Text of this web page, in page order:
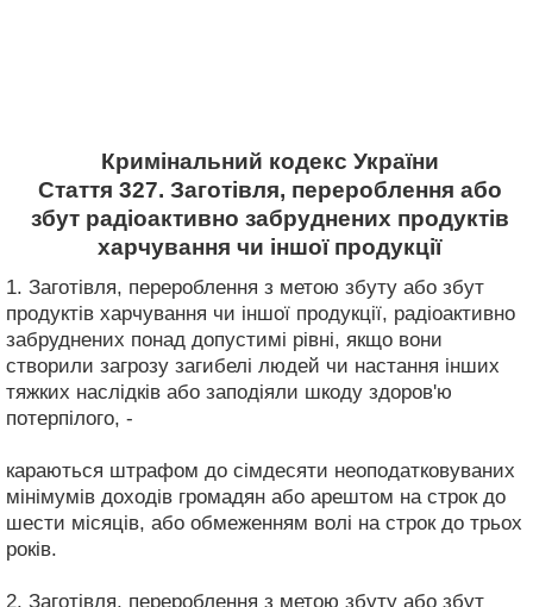
Кримінальний кодекс України
Стаття 327. Заготівля, перероблення або
збут радіоактивно забруднених продуктів
харчування чи іншої продукції
1. Заготівля, перероблення з метою збуту або збут
продуктів харчування чи іншої продукції, радіоактивно
забруднених понад допустимі рівні, якщо вони
створили загрозу загибелі людей чи настання інших
тяжких наслідків або заподіяли шкоду здоров'ю
потерпілого, -
караються штрафом до сімдесяти неоподатковуваних
мінімумів доходів громадян або арештом на строк до
шести місяців, або обмеженням волі на строк до трьох
років.
2. Заготівля, перероблення з метою збуту або збут